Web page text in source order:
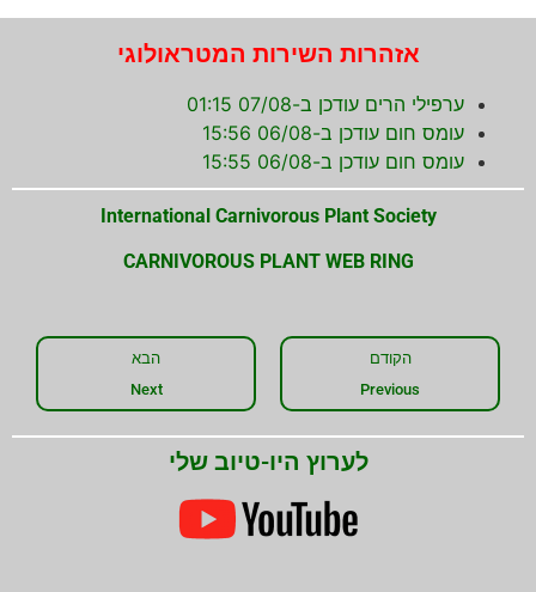
אזהרות השירות המטראולוגי
ערפילי הרים עודכן ב-07/08 01:15
עומס חום עודכן ב-06/08 15:56
עומס חום עודכן ב-06/08 15:55
International Carnivorous Plant Society
CARNIVOROUS PLANT WEB RING
הקודם
Previous
הבא
Next
לערוץ היו-טיוב שלי